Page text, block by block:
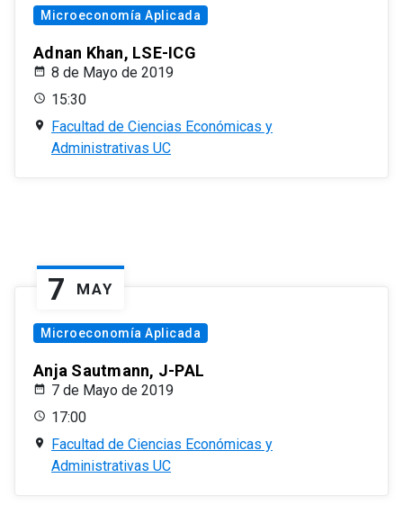
Microeconomía Aplicada
Adnan Khan, LSE-ICG
8 de Mayo de 2019
15:30
Facultad de Ciencias Económicas y
Administrativas UC
7 MAY
Microeconomía Aplicada
Anja Sautmann, J-PAL
7 de Mayo de 2019
17:00
Facultad de Ciencias Económicas y
Administrativas UC